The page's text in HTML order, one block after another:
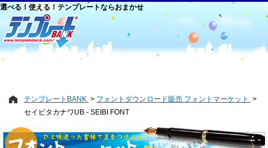
選べる！使える！テンプレートならおまかせ
テンプレートBANK
フォントダウンロード販売 フォントマーケット
セイビタカナワUB - SEIBI FONT